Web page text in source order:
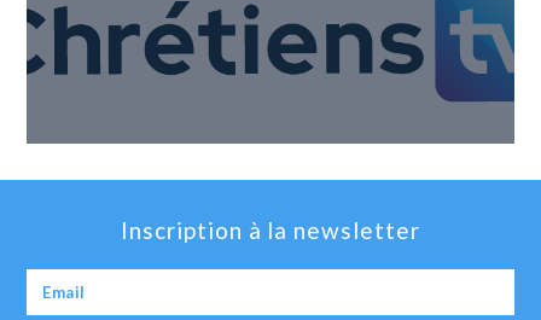
Inscription à la newsletter